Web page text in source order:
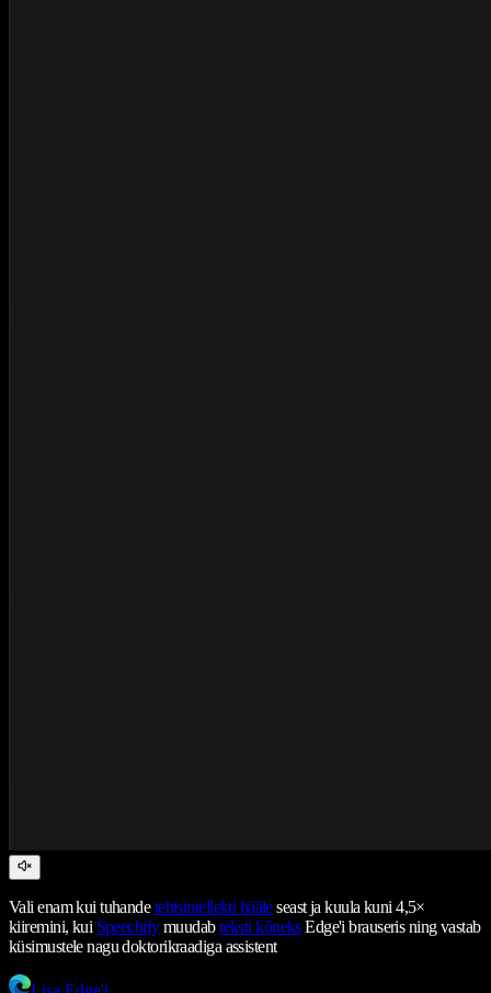
Vali enam kui tuhandetehisintellekti hääleseast ja kuula kuni 4,5×
kiiremini, kui Speechifymuudabteksti kõneksEdge'i brauseris ning vastab
küsimustele nagu doktorikraadiga assistent